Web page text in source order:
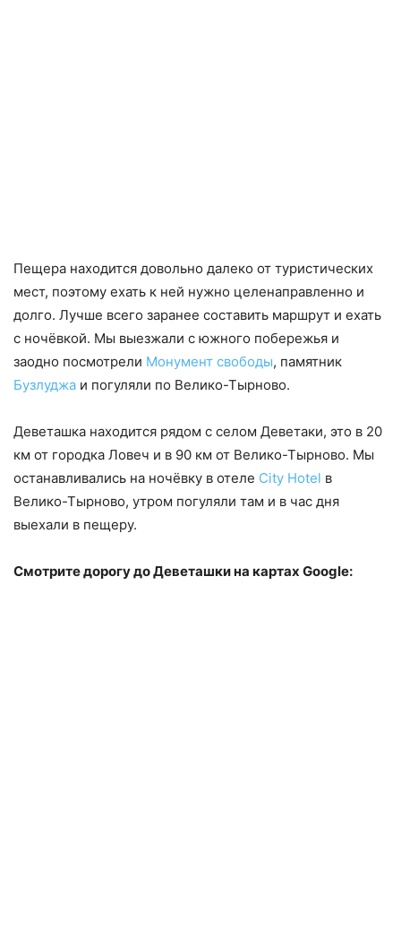
Пещера находится довольно далеко от туристических
мест, поэтому ехать к ней нужно целенаправленно и
долго. Лучше всего заранее составить маршрут и ехать
с ночёвкой. Мы выезжали с южного побережья и
заодно посмотрели Монумент свободы, памятник
Бузлуджа и погуляли по Велико-Тырново.
Деветашка находится рядом с селом Деветаки, это в 20
км от городка Ловеч и в 90 км от Велико-Тырново. Мы
останавливались на ночёвку в отеле City Hotel в
Велико-Тырново, утром погуляли там и в час дня
выехали в пещеру.
Смотрите дорогу до Деветашки на картах Google: